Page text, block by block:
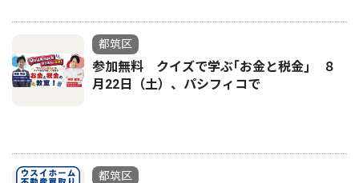
都筑区
参加無料 クイズで学ぶ｢お金と税金｣ ８
月22日（土）、パシフィコで
都筑区